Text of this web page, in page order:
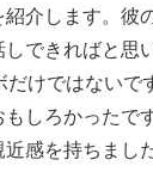
介します。彼
できればと思
けではないで
しろかったで
感を持ちました